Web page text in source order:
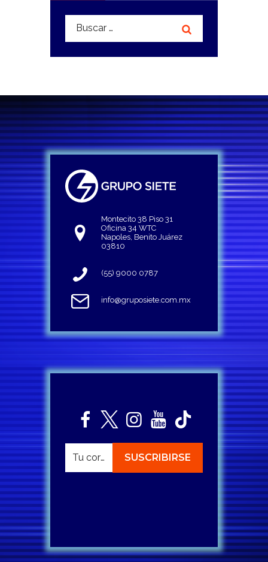
Buscar:
Montecito 38 Piso 31
Oficina 34 WTC
Napoles, Benito Juárez
03810
(55) 9000 0787
info@gruposiete.com.mx